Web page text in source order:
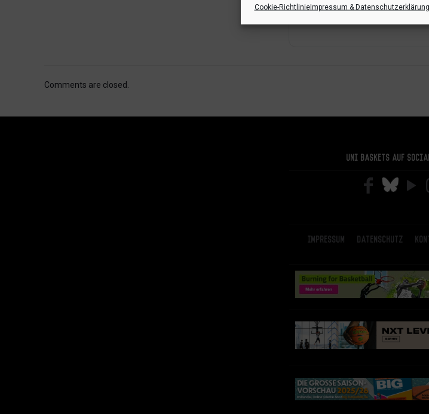
Cookie-RichtlinieImpressum & Datenschutzerklärung
+ Zu Google Kalender
Comments are closed.
Uni Baskets auf
Impressum Datenschutz